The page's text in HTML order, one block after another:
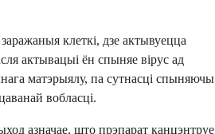
клеткі, дзе актывуецца
актывацыі ён спыняе вірус ад
матэрыялу, па сутнасці спыняючы
вобласці.
азначае, што прэпарат канцэнтруе